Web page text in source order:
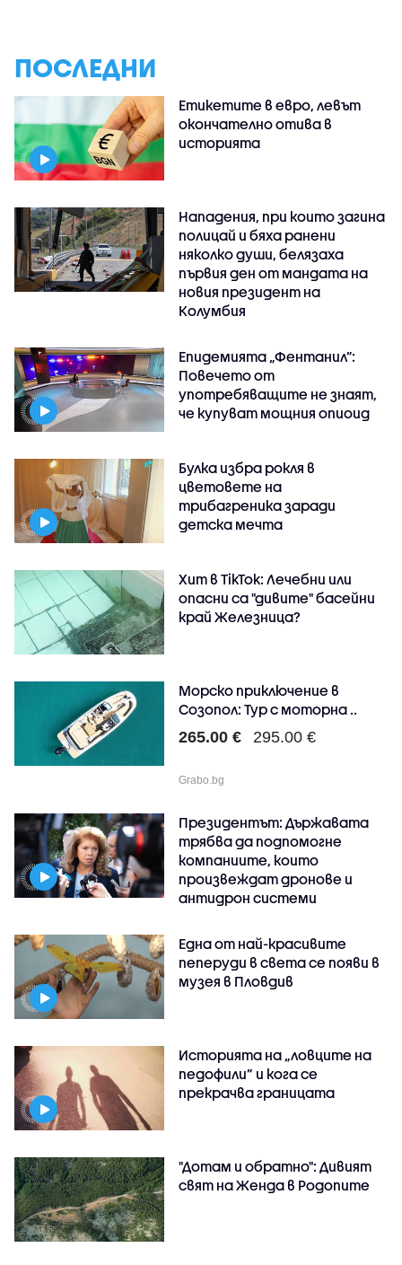
ПОСЛЕДНИ
Етикетите в евро, левът
окончателно отива в
историята
Нападения, при които загина
полицай и бяха ранени
няколко души, белязаха
първия ден от мандата на
новия президент на
Колумбия
Епидемията „Фентанил”:
Повечето от
употребяващите не знаят,
че купуват мощния опиоид
Булка избра рокля в
цветовете на
трибагреника заради
детска мечта
Хит в TikTok: Лечебни или
опасни са "дивите" басейни
край Железница?
Морско приключение в
Созопол: Тур с моторна ..
265.00 € 295.00 €
Grabo.bg
Президентът: Държавата
трябва да подпомогне
компаниите, които
произвеждат дронове и
антидрон системи
Една от най-красивите
пеперуди в света се появи в
музея в Пловдив
Историята на „ловците на
педофили” и кога се
прекрачва границата
"Дотам и обратно": Дивият
свят на Женда в Родопите